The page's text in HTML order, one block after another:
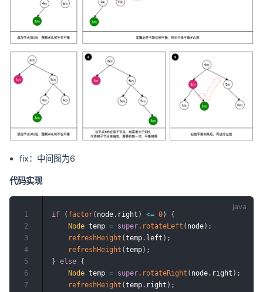
fix：中间图为6
代码实现
if ( factor( node . right ) <= 0)
{
Node temp = super . rotateLeft ( node) ;
refreshHeight (temp . left ) ;
refreshHeight (temp) ;
} else {
Node temp = super . rotateRight ( node . right ) ;
refreshHeight (temp . right ) ;
1
2
3
4
5
6
7